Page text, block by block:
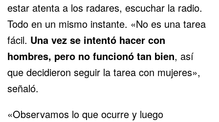
estar atenta a los radares, escuchar la radio.
Todo en un mismo instante. «No es una tarea
fácil. Una vez se intentó hacer con
hombres, pero no funcionó tan bien, así
que decidieron seguir la tarea con mujeres»,
señaló.
«Observamos lo que ocurre y luego